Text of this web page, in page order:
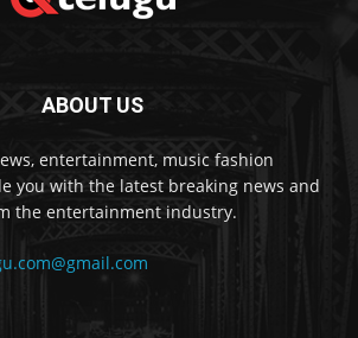
ABOUT US
entertainment, music fashion
you with the latest breaking news and
the entertainment industry.